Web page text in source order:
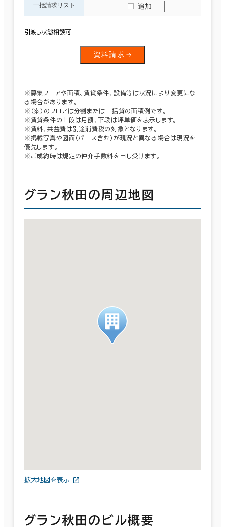
一括請求リスト 追加
引渡し状態相談可
資料請求
※募集フロアや面積、賃貸条件、設備等は状況により変更にな
る場合があります。
※（案）のフロアは分割または一括貸の面積例です。
※賃貸条件の上段は月額、下段は坪単価を表示します。
※賃料、共益費は別途消費税の対象となります。
※掲載写真や図面（パース含む）が現況と異なる場合は現況を
優先します。
※ご成約時は規定の仲介手数料を申し受けます。
グラン秋田の周辺地図
拡大地図を表示
グラン秋田のビル概要